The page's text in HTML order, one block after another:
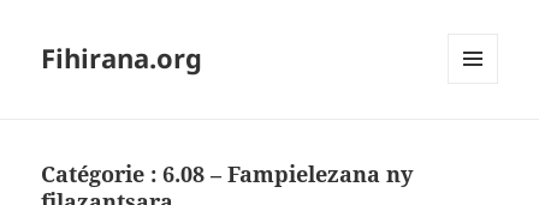
Fihirana.org
Catégorie :6.08 – Fampielezana ny